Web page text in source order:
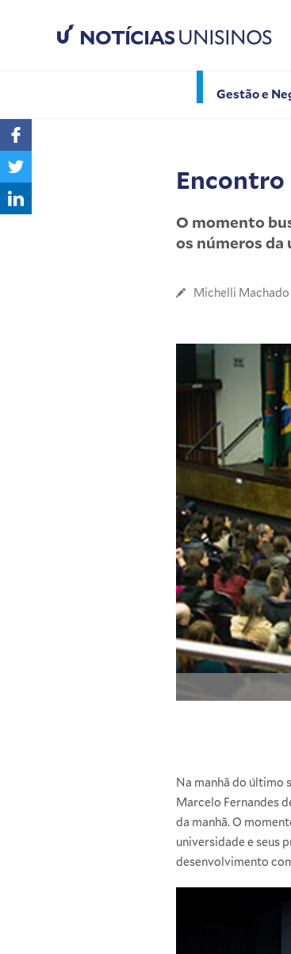
NOTÍCIASUNISINOS
Gestão e
Encontro
O momento
os números
Michelli Machado
Na manhã do último
Marcelo Fernandes
da manhã. O
universidade e seus
desenvolvimento